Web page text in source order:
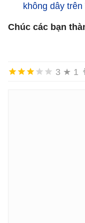
không dây
Chúc các bạn
3 ★ 1